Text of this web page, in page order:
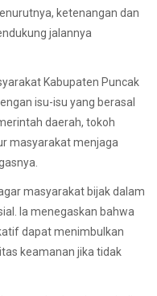
ketenangan dan
jalannya
Kabupaten Puncak
isu-isu yang berasal
daerah, tokoh
masyarakat menjaga
masyarakat bijak dalam
Ia menegaskan bahwa
dapat menimbulkan
keamanan jika tidak